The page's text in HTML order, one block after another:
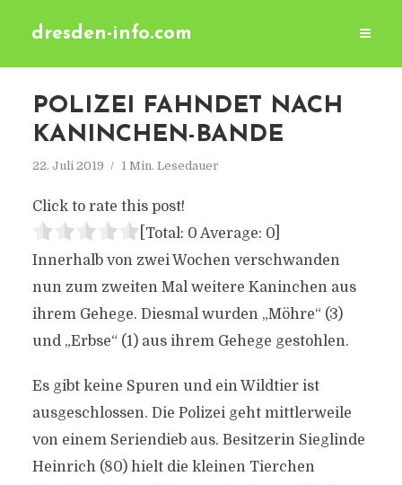
dresden-info.com
POLIZEI FAHNDET NACH
KANINCHEN-BANDE
22. Juli 2019 1 Min. Lesedauer
Click to rate this post!
[Total: 0 Average: 0]
Innerhalb von zwei Wochen verschwanden
nun zum zweiten Mal weitere Kaninchen aus
ihrem Gehege. Diesmal wurden „Möhre“ (3)
und „Erbse“ (1) aus ihrem Gehege gestohlen.
Es gibt keine Spuren und ein Wildtier ist
ausgeschlossen. Die Polizei geht mittlerweile
von einem Seriendieb aus. Besitzerin Sieglinde
Heinrich (80) hielt die kleinen Tierchen